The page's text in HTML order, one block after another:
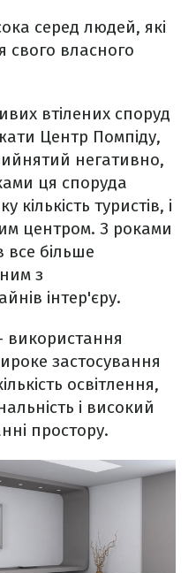
серед людей, які
власного
втілених споруд
Центр Помпіду,
негативно,
ця споруда
туристів, і
центром. З роками
все більше
з
інтер'єру.
використання
застосування
освітлення,
і високий
простору.